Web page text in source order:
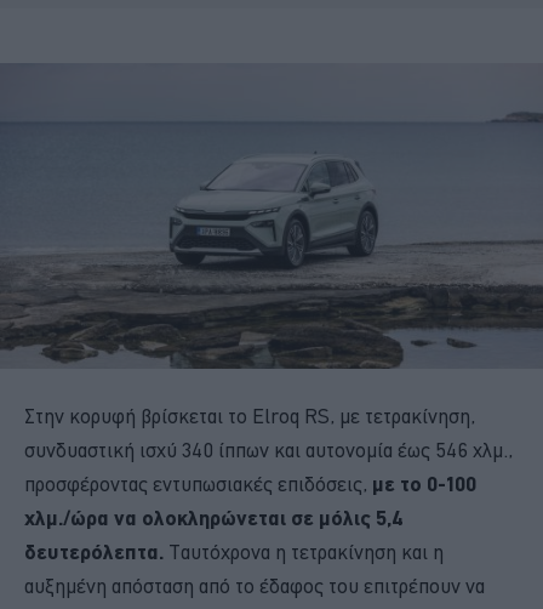
Στην κορυφή βρίσκεται το Elroq RS, με τετρακίνηση,
συνδυαστική ισχύ 340 ίππων και αυτονομία έως 546 χλμ.,
προσφέροντας εντυπωσιακές επιδόσεις, με το 0-100
χλμ./ώρα να ολοκληρώνεται σε μόλις 5,4
δευτερόλεπτα. Ταυτόχρονα η τετρακίνηση και η
αυξημένη απόσταση από το έδαφος του επιτρέπουν να